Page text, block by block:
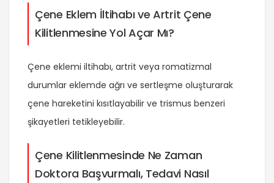
Çene Eklem İltihabı ve Artrit Çene
Kilitlenmesine Yol Açar Mı?
Çene eklemi iltihabı, artrit veya romatizmal
durumlar eklemde ağrı ve sertleşme oluşturarak
çene hareketini kısıtlayabilir ve trismus benzeri
şikayetleri tetikleyebilir.
Çene Kilitlenmesinde Ne Zaman
Doktora Başvurmalı, Tedavi Nasıl